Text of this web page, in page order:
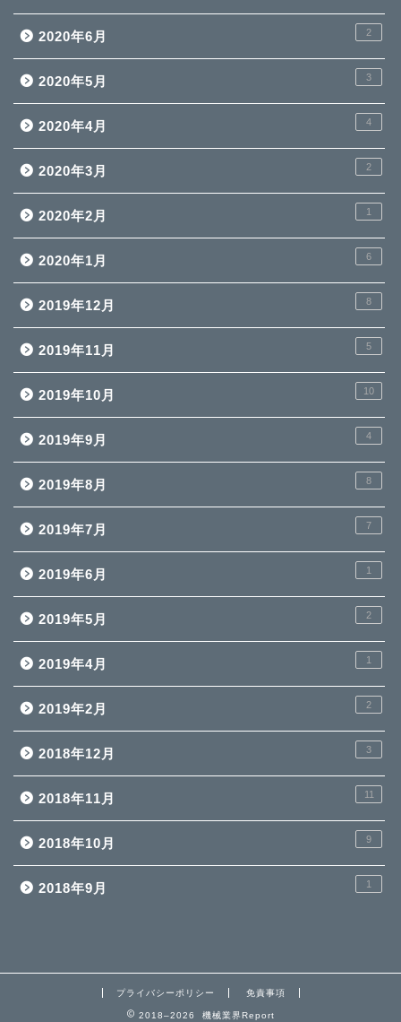
2020年6月 2
2020年5月 3
2020年4月 4
2020年3月 2
2020年2月 1
2020年1月 6
2019年12月 8
2019年11月 5
2019年10月 10
2019年9月 4
2019年8月 8
2019年7月 7
2019年6月 1
2019年5月 2
2019年4月 1
2019年2月 2
2018年12月 3
2018年11月 11
2018年10月 9
2018年9月 1
プライバシーポリシー 免責事項
2018–2026 機械業界Report